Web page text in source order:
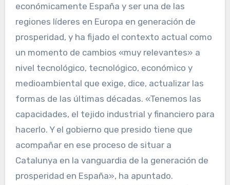
económicamente España y ser una de las
regiones líderes en Europa en generación de
prosperidad, y ha fijado el contexto actual como
un momento de cambios «muy relevantes» a
nivel tecnológico, tecnológico, económico y
medioambiental que exige, dice, actualizar las
formas de las últimas décadas. «Tenemos las
capacidades, el tejido industrial y financiero para
hacerlo. Y el gobierno que presido tiene que
acompañar en ese proceso de situar a
Catalunya en la vanguardia de la generación de
prosperidad en España», ha apuntado.